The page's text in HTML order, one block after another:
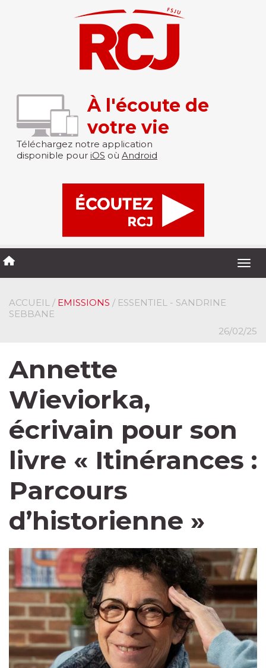
À l'écoute de
votre vie
Téléchargez notre application
disponible pour iOS où Android
ACCUEIL / EMISSIONS / ESSENTIEL - SANDRINE
SEBBANE
26/02/25
Annette
Wieviorka,
écrivain pour son
livre « Itinérances :
Parcours
d’historienne »